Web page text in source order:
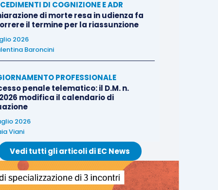
DI COGNIZIONE E ADR
di morte resa in udienza fa
il termine per la riassunzione
2026
Baroncini
PROFESSIONALE
penale telematico: il D.M. n.
modifica il calendario di
2026
Viani
Vedi tutti gli articoli di EC News